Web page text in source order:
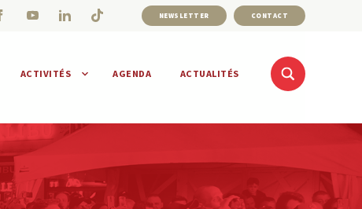
NEWSLETTER CONTACT
ACTIVITÉS AGENDA ACTUALITÉS